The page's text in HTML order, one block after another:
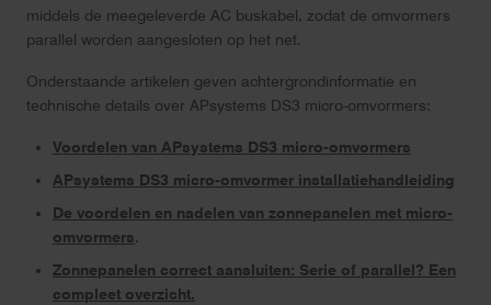
middels de meegeleverde AC buskabel, zodat de omvormers
parallel worden aangesloten op het net.
Onderstaande artikelen geven achtergrondinformatie en
technische details over APsystems DS3 micro-omvormers:
Voordelen van APsystems DS3 micro-omvormers
APsystems DS3 micro-omvormer installatiehandleiding
De voordelen en nadelen van zonnepanelen met micro-
omvormers.
Zonnepanelen correct aansluiten: Serie of parallel? Een
compleet overzicht.